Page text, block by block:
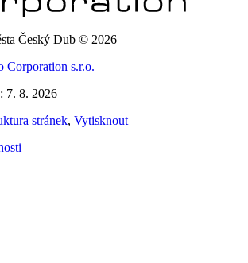
Český Dub © 2026
Corporation s.r.o.
7. 8. 2026
stránek, Vytisknout